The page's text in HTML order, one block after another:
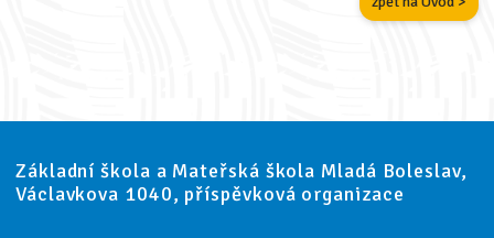
Základní škola a Mateřská škola Mladá Boleslav,
Václavkova 1040, příspěvková organizace